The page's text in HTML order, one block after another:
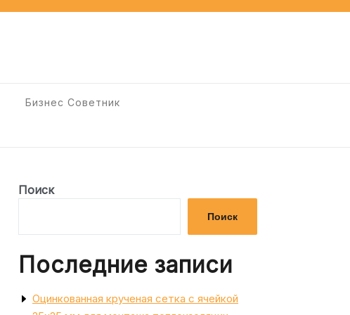
Бизнес Советник
Поиск
Поиск
Последние записи
Оцинкованная крученая сетка с ячейкой